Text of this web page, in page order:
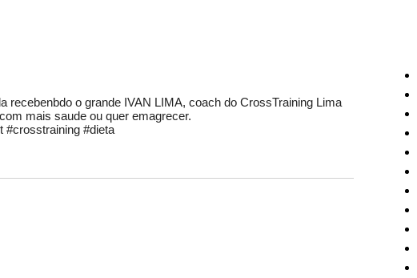
recebenbdo o grande IVAN LIMA, coach do CrossTraining Lima
mais saude ou quer emagrecer.
#crosstraining #dieta